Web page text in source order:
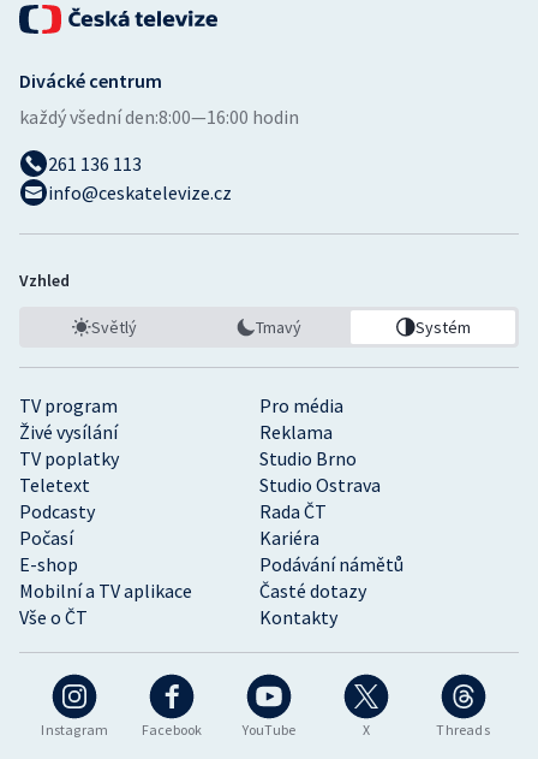
Instagram Facebook YouTube X Threads
TV program
Pro média
Živé vysílání
Reklama
TV poplatky
Studio Brno
Teletext
Studio Ostrava
Podcasty
Rada ČT
Počasí
Kariéra
E-shop
Podávání námětů
Mobilní a TV aplikace
Časté dotazy
Vše o ČT
Kontakty
Divácké centrum
každý všední den:8:00—16:00 hodin
261 136 113
info@ceskatelevize.cz
Vzhled
Světlý Tmavý Systém